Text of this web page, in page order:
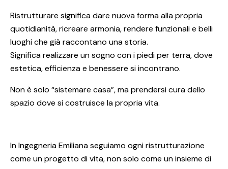
Ristrutturare significa dare nuova forma alla propria
quotidianità, ricreare armonia, rendere funzionali e belli
luoghi che già raccontano una storia.
Significa realizzare un sogno con i piedi per terra, dove
estetica, efficienza e benessere si incontrano.
Non è solo “sistemare casa”, ma prendersi cura dello
spazio dove si costruisce la propria vita.
In Ingegneria Emiliana seguiamo ogni ristrutturazione
come un progetto di vita, non solo come un insieme di